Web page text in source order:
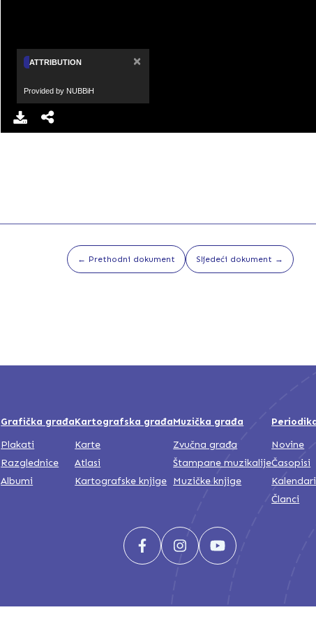
ATTRIBUTION ×
Provided by NUBBiH
← Prethodni dokument Sljedeći dokument →
Grafička građa
Plakati
Razglednice
Albumi
Kartografska građa
Karte
Atlasi
Kartografske knjige
Muzička građa
Zvučna građa
Štampane muzikalije
Muzičke knjige
Novine
Časopisi
Kalendari
Članci